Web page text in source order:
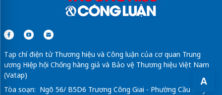
A
Tạp chí điện tử Thương hiệu và Công luận của cơ quan Trung
ương Hiệp hội Chống hàng giả và Bảo vệ Thương hiệu Việt Nam
(Vatap)
Tòa soạn: Ngõ 56/ B5D6 Trương Công Giai - Phường Cầu Giấy -